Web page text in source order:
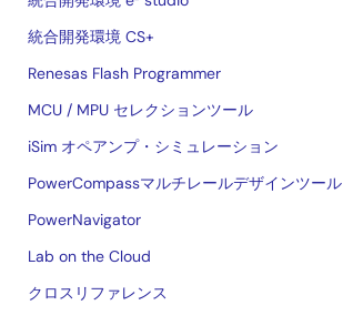
統合開発環境 CS+
Renesas Flash Programmer
MCU / MPU セレクションツール
iSim オペアンプ・シミュレーション
PowerCompassマルチレールデザインツール
PowerNavigator
Lab on the Cloud
クロスリファレンス